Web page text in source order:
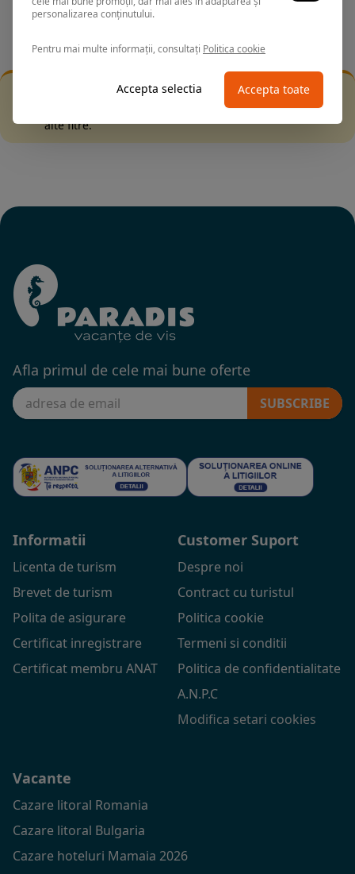
Filtrarea nu a returnat niciun rezultat
Incearca sa folosesti o cautarea mai generala sau alege
alte fitre.
Afla primul de cele mai bune oferte
SUBSCRIBE
Informatii
Licenta de turism
Brevet de turism
Polita de asigurare
Certificat inregistrare
Certificat membru ANAT
Customer Suport
Despre noi
Contract cu turistul
Politica cookie
Termeni si conditii
Politica de confidentialitate
A.N.P.C
Modifica setari cookies
Vacante
Cazare litoral Romania
Cazare litoral Bulgaria
Cazare hoteluri Mamaia 2026
personalizarea conținutului.
Pentru mai multe informații, consultați Politica cookie
Accepta selectia Accepta toate